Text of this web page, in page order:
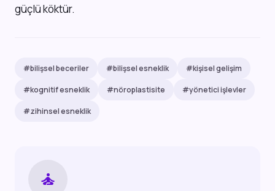
güçlü köktür.
#bilişsel beceriler #bilişsel esneklik #kişisel gelişim
#kognitif esneklik #nöroplastisite #yönetici işlevler
#zihinsel esneklik
self_improvement